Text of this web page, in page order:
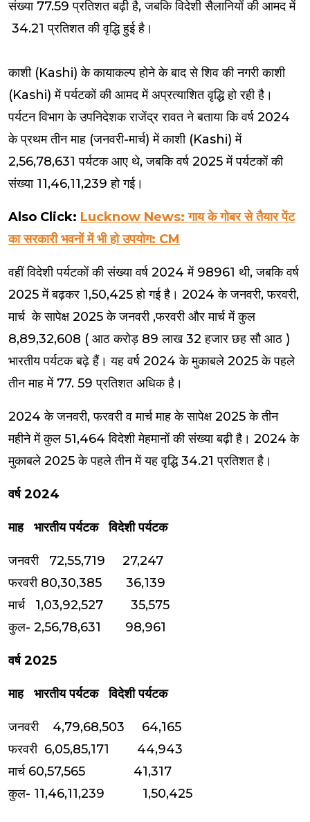
संख्या 77.59 प्रतिशत बढ़ी है, जबकि विदेशी सैलानियों की आमद में
34.21 प्रतिशत की वृद्धि हुई है।
काशी (Kashi) के कायाकल्प होने के बाद से शिव की नगरी काशी
(Kashi) में पर्यटकों की आमद में अप्रत्याशित वृद्धि हो रही है।
पर्यटन विभाग के उपनिदेशक राजेंद्र रावत ने बताया कि वर्ष 2024
के प्रथम तीन माह (जनवरी-मार्च) में काशी (Kashi) में
2,56,78,631 पर्यटक आए थे, जबकि वर्ष 2025 में पर्यटकों की
संख्या 11,46,11,239 हो गई।
Also Click: Lucknow News: गाय के गोबर से तैयार पेंट
का सरकारी भवनों में भी हो उपयोग: CM
वहीं विदेशी पर्यटकों की संख्या वर्ष 2024 में 98961 थी, जबकि वर्ष
2025 में बढ़कर 1,50,425 हो गई है। 2024 के जनवरी, फरवरी,
मार्च के सापेक्ष 2025 के जनवरी ,फरवरी और मार्च में कुल
8,89,32,608 ( आठ करोड़ 89 लाख 32 हजार छह सौ आठ )
भारतीय पर्यटक बढ़े हैं। यह वर्ष 2024 के मुकाबले 2025 के पहले
तीन माह में 77. 59 प्रतिशत अधिक है।
2024 के जनवरी, फरवरी व मार्च माह के सापेक्ष 2025 के तीन
महीने में कुल 51,464 विदेशी मेहमानों की संख्या बढ़ी है। 2024 के
मुकाबले 2025 के पहले तीन में यह वृद्धि 34.21 प्रतिशत है।
वर्ष 2024
माह भारतीय पर्यटक विदेशी पर्यटक
जनवरी 72,55,719 27,247
फरवरी 80,30,385 36,139
मार्च 1,03,92,527 35,575
कुल- 2,56,78,631 98,961
वर्ष 2025
माह भारतीय पर्यटक विदेशी पर्यटक
जनवरी 4,79,68,503 64,165
फरवरी 6,05,85,171 44,943
मार्च 60,57,565 41,317
कुल- 11,46,11,239 1,50,425